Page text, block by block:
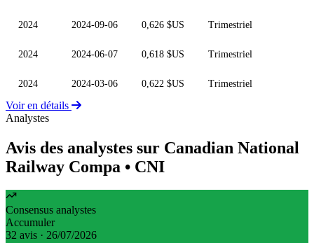
2024 2024-09-06 0,626 $US Trimestriel
2024 2024-06-07 0,618 $US Trimestriel
2024 2024-03-06 0,622 $US Trimestriel
Voir en détails
Analystes
Avis des analystes sur Canadian National
Railway Compa • CNI
Consensus analystes
Accumuler
32 avis · 26/07/2026